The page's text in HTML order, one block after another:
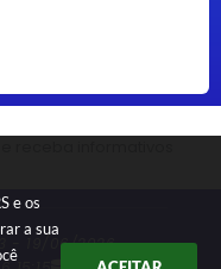
e os
a sua
- 19/06/2026